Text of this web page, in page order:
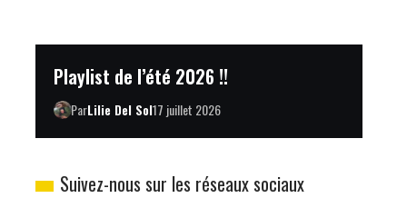
Playlist de l’été 2026 !!
ParLilie Del Sol17 juillet 2026
Suivez-nous sur les réseaux sociaux